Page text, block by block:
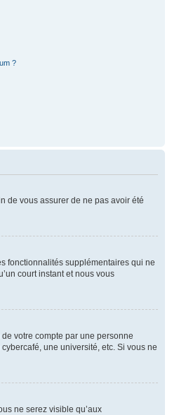
?
de vous assurer de ne pas avoir été
fonctionnalités supplémentaires qui ne
court instant et nous vous
votre compte par une personne
une université, etc. Si vous ne
ne serez visible qu’aux